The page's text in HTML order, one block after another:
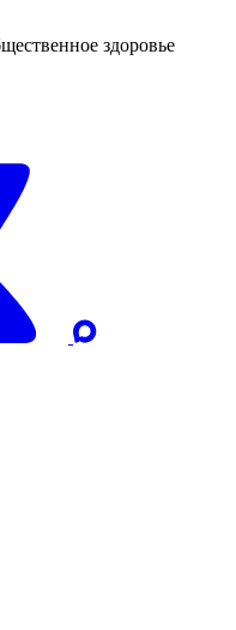
здоровье